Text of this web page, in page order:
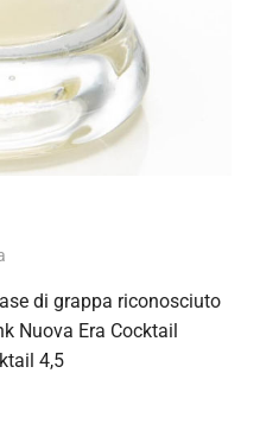
di grappa riconosciuto
Nuova Era Cocktail
4,5